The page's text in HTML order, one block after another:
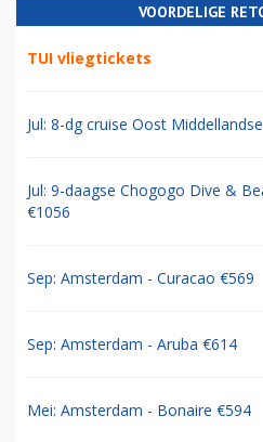
VOORDELIGE
TUI vliegtickets
Jul: 8-dg cruise Oost
Jul: 9-daagse Chogogo Dive &
€1056
Sep: Amsterdam - Curacao €569
Sep: Amsterdam - Aruba €614
Mei: Amsterdam - Bonaire €594